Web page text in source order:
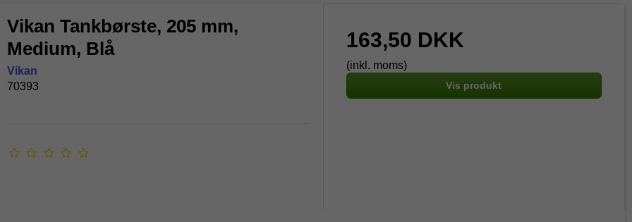
Vikan Tankbørste, 205 mm,
Medium, Blå
Vikan
70393
163,50 DKK
(inkl. moms)
Vis produkt